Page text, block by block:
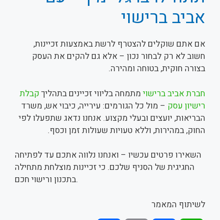
אביב ברישוי
אם אתם שוקלים להצטרף לרשת באמצעות זכיינות,
חשוב לא רק לבחור נכון – אלא גם להקים את העסק
בצורה חוקית, בטוחה ומהירה.
חברת אביב ברישוי מתמחה בליווי זכיינים בתהליך קבלת
רישיון עסק – מול כל הגורמים: עירייה, כיבוי אש, משרד
הבריאות, יועצים ובעלי מקצוע. אנחנו נדאג שתפעלו לפי
החוק, במהירות, וללא טעויות שעולות זמן וכסף.
השאירו פרטים עכשיו – ואנחנו נלווה אתכם עד לפתיחה
החגיגית של הסניף שלכם. כי זכיינות מוצלחת מתחילה
בתכנון ורישוי חכם.
לשיתוף המאמר